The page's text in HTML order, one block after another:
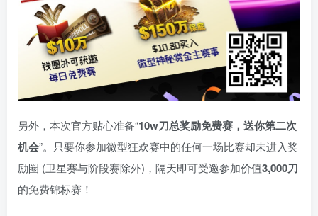
另外，本次官方贴心准备“10w刀总奖励免费赛，送你第二次
机会”。只要你参加微型狂欢赛中的任何一场比赛却未进入奖
励圈 (卫星赛与阶段赛除外)，隔天即可受邀参加价值3,000刀
的免费锦标赛！